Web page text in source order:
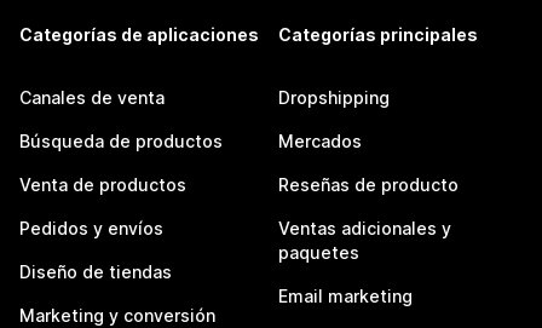
Categorías de aplicaciones
Canales de venta
Búsqueda de productos
Venta de productos
Pedidos y envíos
Diseño de tiendas
Marketing y conversión
Categorías principales
Dropshipping
Mercados
Reseñas de producto
Ventas adicionales y
paquetes
Email marketing